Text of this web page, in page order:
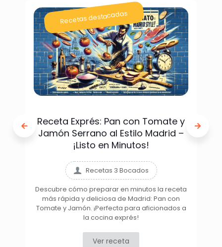
Recetas destacadas
Receta Exprés: Pan con Tomate y
Jamón Serrano al Estilo Madrid –
¡Listo en Minutos!
Recetas 3 Bocados
Descubre cómo preparar en minutos la receta
más rápida y deliciosa de Madrid: Pan con
Tomate y Jamón. ¡Perfecta para aficionados a
la cocina exprés!
Ver receta